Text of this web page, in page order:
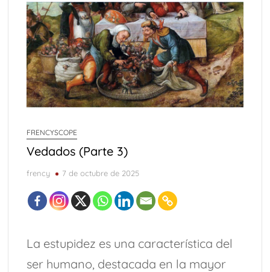
FRENCYSCOPE
Vedados (Parte 3)
frency 7 de octubre de 2025
La estupidez es una característica del
ser humano, destacada en la mayor